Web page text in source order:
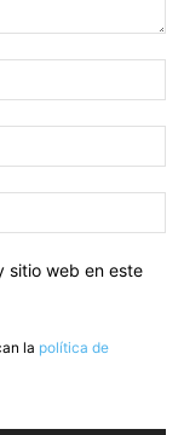
sitio web en este
la política de